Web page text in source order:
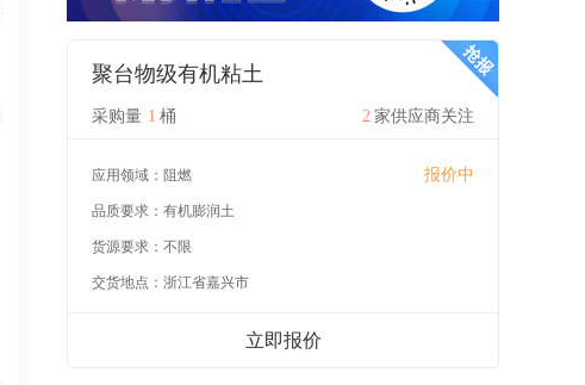
聚台物级有机粘土
采购量 1 桶 2 家供应商关注
应用领域： 阻燃 报价中
品质要求： 有机膨润土
货源要求： 不限
交货地点： 浙江省嘉兴市
立即报价